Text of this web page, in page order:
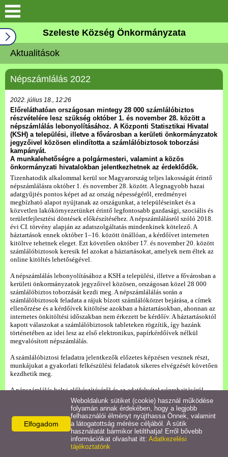
Keresés
Köszöntő
Falutörténet
Elérhetőségek
Önkormányzat
Választási információk
Pályázatok
Aktualitások
Településkép
Letöltések
Civil szervezetek
Intézmények
Turizmus
Gazdaság
Hasznos linkek
Szeleste Község Önkormányzata
Aktualitások
Népszámlálás 2022
2022. július 18., 12:26
Előreláthatóan országosan mintegy 28 000 számlálóbiztos
részvételére lesz szükség október 1. és november 28. között a
népszámlálás lebonyolításához. A Központi Statisztikai Hivatal
(KSH) a települési, illetve a fővárosban a kerületi önkormányzatok
jegyzőivel közösen elindította a számlálóbiztosok toborzási
kampányát.
A munkalehetőségre a polgármesteri, valamint a közös
önkormányzati hivatalokban jelentkezhetnek az érdeklődők.
Tizenhatodik alkalommal kerül sor Magyarország teljes lakosságát érintő
népszámlálásra október 1. és november 28. között. A legnagyobb hazai
adatgyűjtés pontos képet ad az ország népességéről, eredményei
megbízható alapot nyújtanak az országunkat, a településeinket és a
közvetlen lakókörnyezetünket érintő legfontosabb gazdasági, szociális és
területfejlesztési döntések előkészítéséhez. A népszámlálásról szóló 2018.
évi CI. törvény alapján az adatszolgáltatás mindenkinek kötelező. A
háztartások ennek október 1–16. között önállóan, a kérdőívet interneten
kitöltve tehetnek eleget. Ezt követően október 17. és november 20. között
számlálóbiztosok keresik fel azokat a háztartásokat, amelyek nem éltek az
online kitöltés lehetőségével.
A népszámlálás lebonyolításához a KSH a települési, illetve a fővárosban a
kerületi önkormányzatok jegyzőivel közösen, országosan közel 28 000
számlálóbiztos toborzását kezdi meg. A népszámlálálás során a
számlálóbiztosok feladata a rájuk bízott számlálókörzet bejárása, a címek
ellenőrzése és a kérdőívek kitöltése azokban a háztartásokban, ahonnan az
internetes önkitöltési időszakban nem érkezett be kérdőív. A háztartásoktól
kapott válaszokat a számlálóbiztosok tableteken rögzítik, így hazánk
történetében az idei lesz az első elektronikus, papírkérdőívek nélkül
megvalósított népszámlálás.
A számlálóbiztosi feladatra jelentkezők előzetes képzésen vesznek részt,
munkájukat a gyakorlati felkészülési feladatok sikeres elvégzését követően
kezdhetik meg.
A népszámlálás helyi előkészítéséről és az adatfelvétel végrehajtásáról
helyi népszámlálási felelősként a települési, a fővárosban pedig a kerületi
önkormányzatok jegyzői gondoskodnak a KSH szakmai felügyelete és
támogatása mellett. Ennek megfelelően a jelentkezéssel, a jelentkezési
időszakkal és határidővel kapcsolatban az érdeklődők a polgármesteri,
valamint a közös önkormányzati hivataloknál kérhetnek információt.
A számlálóbiztosi feladatokhoz kapcsolódó jelentkezési feltételek, illetve a
Elfogadom
Weboldalunk sütiket (cookie) használ működése
folyamán annak érdekében, hogy a legjobb
felhasználói élményt nyújthassa Önnek, valamint
a látogatottság mérése céljából. A sütik
használatát bármikor letilthatja! Erről bővebb
információkat olvashat itt: Adatkezelési
tájékoztatónk